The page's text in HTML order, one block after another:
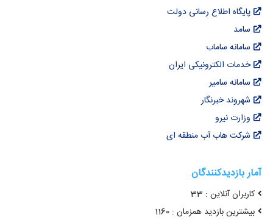
پایگاه اطلاع رسانی دولت
سامد
سامانه ساماب
خدمات الکترونیکی ایران
سامانه سامیر
شهروند خبرنگار
وزارت نیرو
شرکت هاب آب منطقه ای
آمار بازدیدکنندگان
کاربران آنلاین : 33
بیشترین بازدید همزمان : 1160